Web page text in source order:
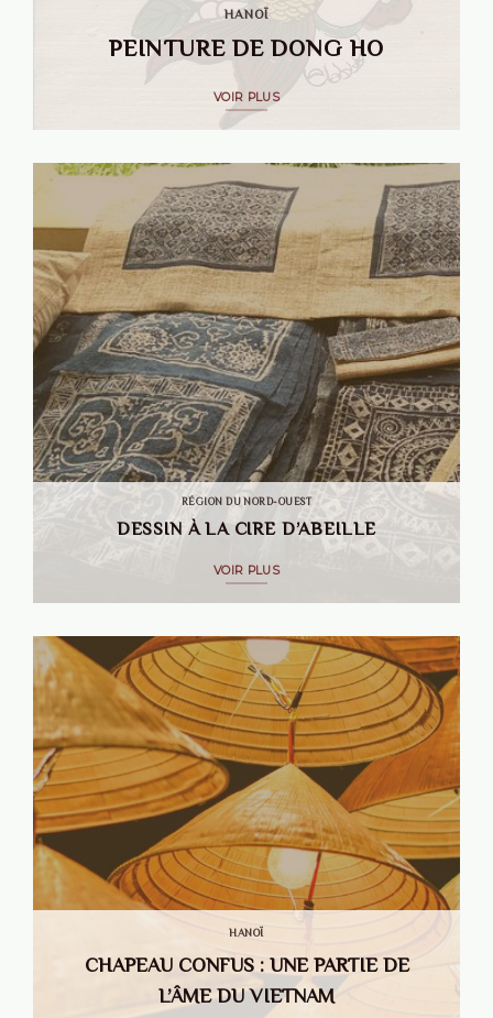
HANOÏ
PEINTURE DE DONG HO
VOIR PLUS
RÉGION DU NORD-OUEST
DESSIN À LA CIRE D’ABEILLE
VOIR PLUS
HANOÏ
CHAPEAU CONFUS : UNE PARTIE DE
L’ÂME DU VIETNAM